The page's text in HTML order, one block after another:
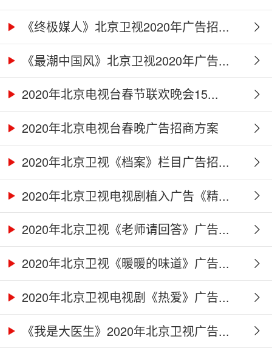
《终极媒人》北京卫视2020年广告招...
《最潮中国风》北京卫视2020年广告...
2020年北京电视台春节联欢晚会15...
2020年北京电视台春晚广告招商方案
2020年北京卫视《档案》栏目广告招...
2020年北京卫视电视剧植入广告《精...
2020年北京卫视《老师请回答》广告...
2020年北京卫视《暖暖的味道》广告...
2020年北京卫视电视剧《热爱》广告...
《我是大医生》2020年北京卫视广告...